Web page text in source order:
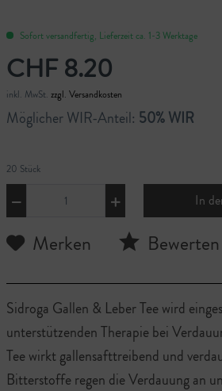
Sofort versandfertig, Lieferzeit ca. 1-3 Werktage
CHF 8.20
inkl. MwSt. zzgl. Versandkosten
Möglicher WIR-Anteil: 50% WIR
20 Stück
In
Merken Bewerten
Sidroga Gallen & Leber Tee wird
unterstützenden Therapie bei
Tee wirkt gallensafttreibend und
Bitterstoffe regen die Verdauung an